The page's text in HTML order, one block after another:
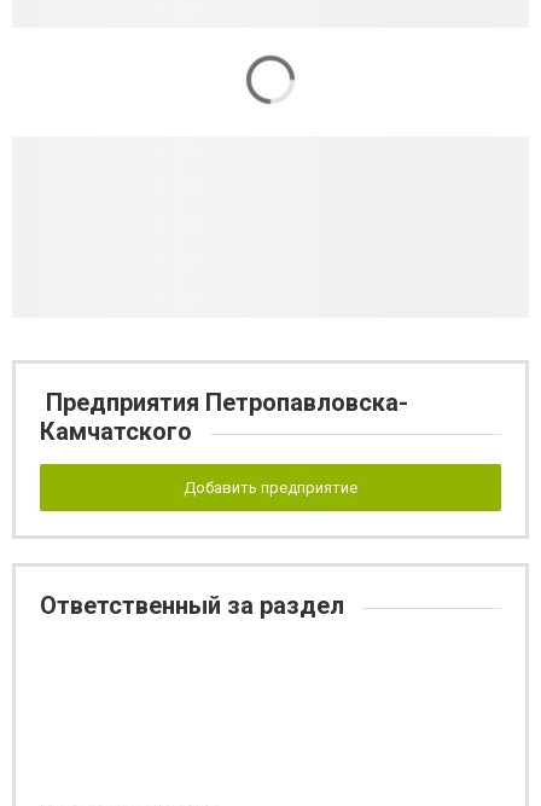
Предприятия Петропавловска-
Камчатского
Добавить предприятие
Ответственный за раздел